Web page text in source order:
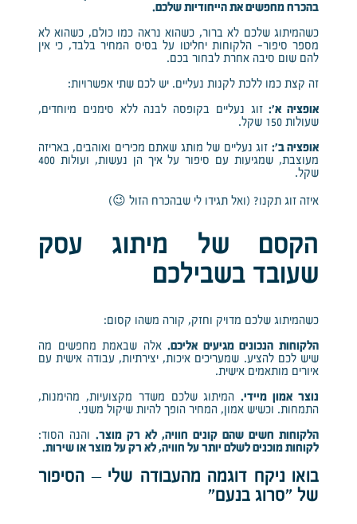
בהכרח מחפשים את הייחודיות שלכם.
כשהמיתוג שלכם לא ברור, כשהוא נראה כמו כולם, כשהוא לא
מספר סיפור- הלקוחות יחליטו על בסיס המחיר בלבד, כי אין
להם שום סיבה אחרת לבחור בכם.
זה קצת כמו ללכת לקנות נעליים. יש לכם שתי אפשרויות:
אופציה א’:זוג נעליים בקופסה לבנה ללא סימנים מיוחדים,
שעולות 150 שקל.
אופציה ב’: זוג נעליים של מותג שאתם מכירים ואוהבים, באריזה
מעוצבת, שמגיעות עם סיפור על איך הן נעשות, ועולות 400
שקל.
איזה זוג תקנו? (ואל תגידו לי שבהכרח הזול 😉)
הקסם של מיתוג עסק
שעובד בשבילכם
כשהמיתוג שלכם מדויק וחזק, קורה משהו קסום:
הלקוחות הנכונים מגיעים אליכם.אלה שבאמת מחפשים מה
שיש לכם להציע. שמעריכים איכות, יצירתיות, עבודה אישית עם
איורים מותאמים אישית.
נוצר אמון מיידי.המיתוג שלכם משדר מקצועיות, מהימנות,
התמחות. וכשיש אמון, המחיר הופך להיות שיקול משני.
הלקוחות חשים שהם קונים חוויה, לא רק מוצר. והנה הסוד:
לקוחות מוכנים לשלם יותר על חוויה, לא רק על מוצר או שירות.
בואו ניקח דוגמה מהעבודה שלי – הסיפור
של “סרוג בנעם”